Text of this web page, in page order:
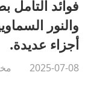
فوائد
أجزاء عديدة.
2025-07-08